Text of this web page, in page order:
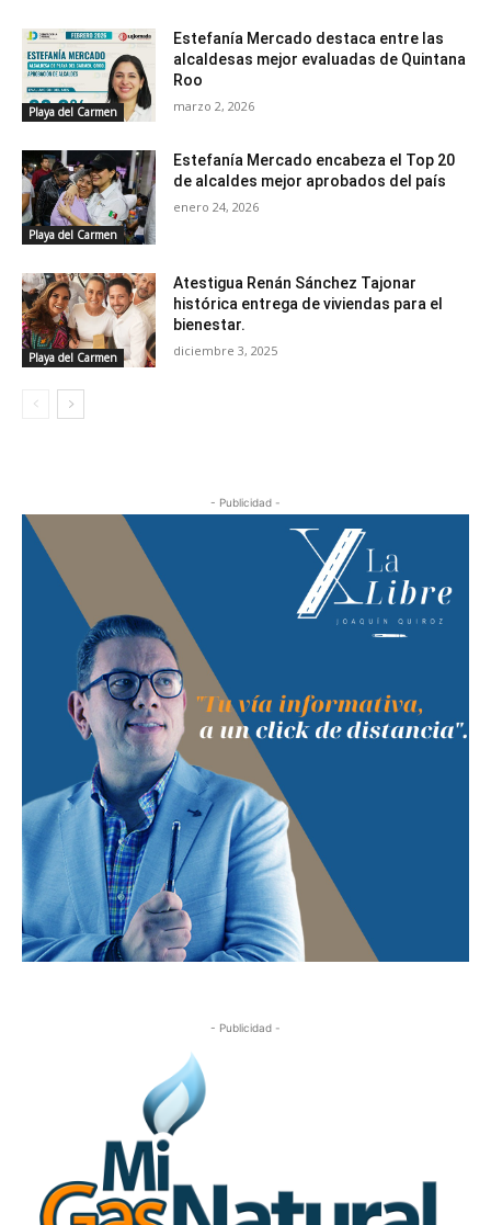
Playa del Carmen
Estefanía Mercado destaca entre las
alcaldesas mejor evaluadas de Quintana
Roo
marzo 2, 2026
Playa del Carmen
Estefanía Mercado encabeza el Top 20
de alcaldes mejor aprobados del país
enero 24, 2026
Playa del Carmen
Atestigua Renán Sánchez Tajonar
histórica entrega de viviendas para el
bienestar.
diciembre 3, 2025
- Publicidad -
- Publicidad -